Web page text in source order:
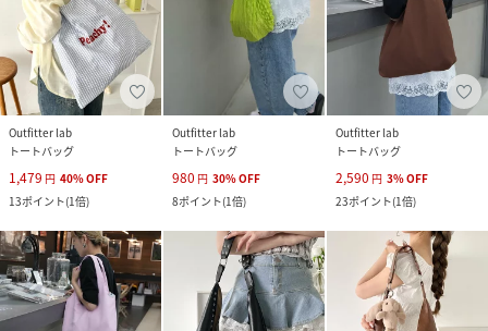
Outfitter lab
トートバッグ
1,479 円 40%OFF
13ポイント(1倍)
Outfitter lab
トートバッグ
980 円 30%OFF
8ポイント(1倍)
Outfitter lab
トートバッグ
2,590 円 3%OFF
23ポイント(1倍)